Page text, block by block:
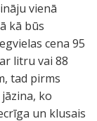
vienā
kā būs
cena 95
litru vai 88
tad pirms
ko
un klusais